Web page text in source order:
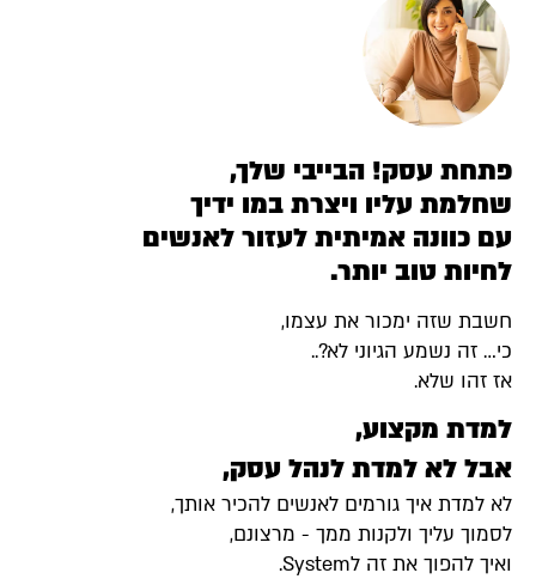
פתחת עסק! הבייבי שלך,
שחלמת עליו ויצרת במו ידיך
עם כוונה אמיתית לעזור לאנשים
לחיות טוב יותר.
חשבת שזה ימכור את עצמו,
כי… זה נשמע הגיוני לא?..
אז זהו שלא.
למדת מקצוע,
אבל לא למדת לנהל עסק,
לא למדת איך גורמים לאנשים להכיר אותך,
לסמוך עליך ולקנות ממך - מרצונם,
ואיך להפוך את זה לSystem.